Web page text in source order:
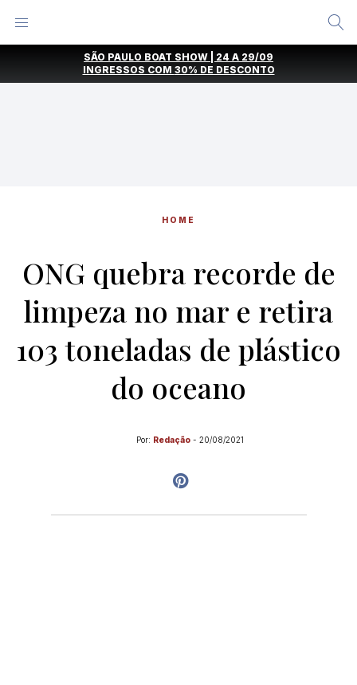
SÃO PAULO BOAT SHOW | 24 A 29/09
INGRESSOS COM 30% DE DESCONTO
HOME
ONG quebra recorde de
limpeza no mar e retira
103 toneladas de plástico
do oceano
Por: Redação - 20/08/2021